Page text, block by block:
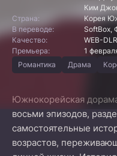
Ким
Страна:
Корея
В переводе:
SoftBox,
Качество:
WEB-
Премьера:
1
Романтика
Драма
Южнокорейская
восьми эпизодов,
самостоятельные
возрастов,